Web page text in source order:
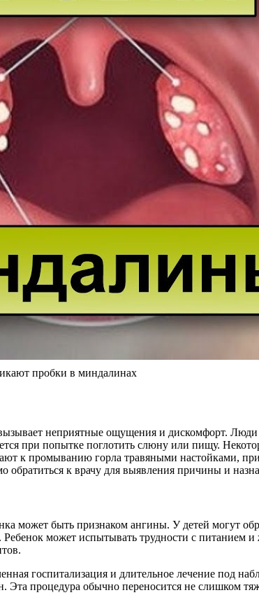
пробки в миндалинах
неприятные ощущения и дискомфорт.
при попытке поглотить слюну или пищу.
к промыванию горла травяными настойками,
обратиться к врачу для выявления причины и
может быть признаком ангины. У детей могут
может испытывать трудности с питанием
госпитализация и длительное лечение под
Эта процедура обычно переносится не слишком